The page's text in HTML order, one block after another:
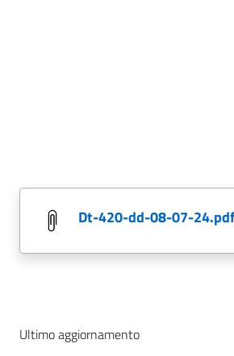
dt-420-dd-08-07-24.pdf
Ultimo aggiornamento